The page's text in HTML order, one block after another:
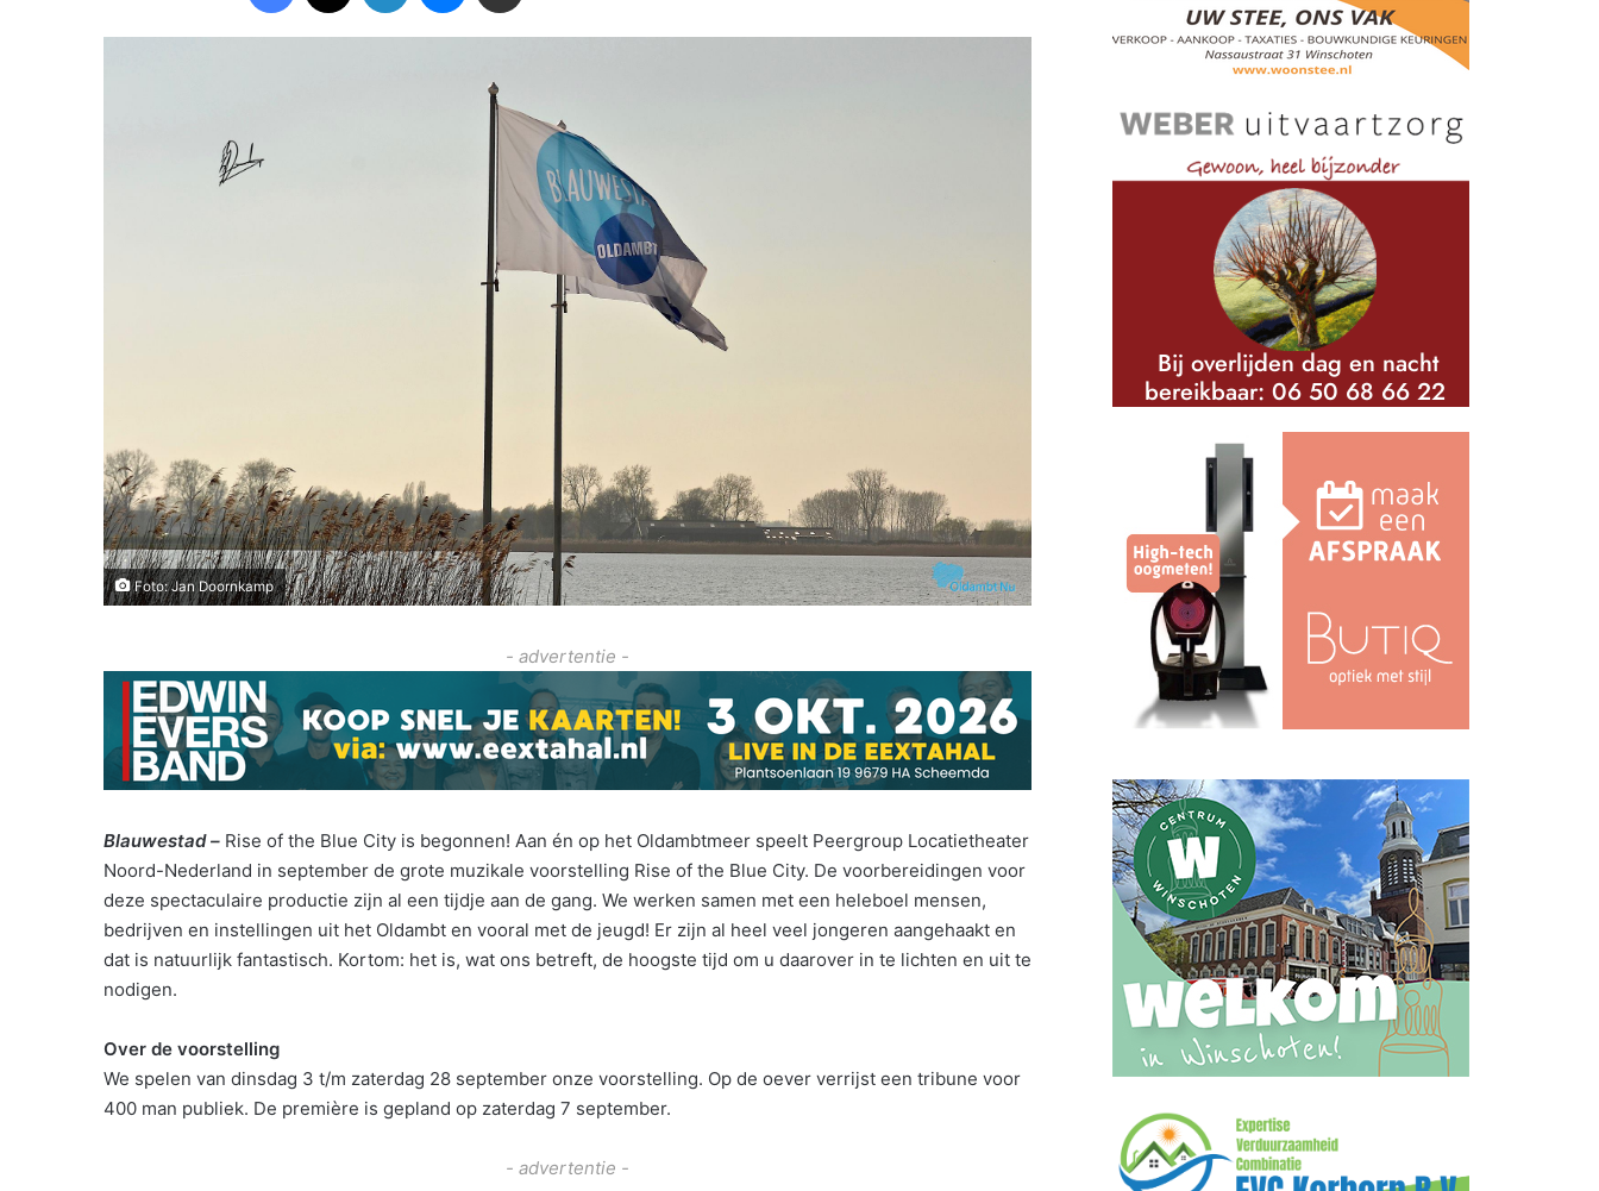
Foto: Jan Doornkamp
- advertentie -
Blauwestad – Rise of the Blue City is begonnen! Aan én op het Oldambtmeer speelt Peergroup Locatietheater
Noord-Nederland in september de grote muzikale voorstelling Rise of the Blue City. De voorbereidingen voor
deze spectaculaire productie zijn al een tijdje aan de gang. We werken samen met een heleboel mensen,
bedrijven en instellingen uit het Oldambt en vooral met de jeugd! Er zijn al heel veel jongeren aangehaakt en
dat is natuurlijk fantastisch. Kortom: het is, wat ons betreft, de hoogste tijd om u daarover in te lichten en uit te
nodigen.
Over de voorstelling
We spelen van dinsdag 3 t/m zaterdag 28 september onze voorstelling. Op de oever verrijst een tribune voor
400 man publiek. De première is gepland op zaterdag 7 september.
- advertentie -